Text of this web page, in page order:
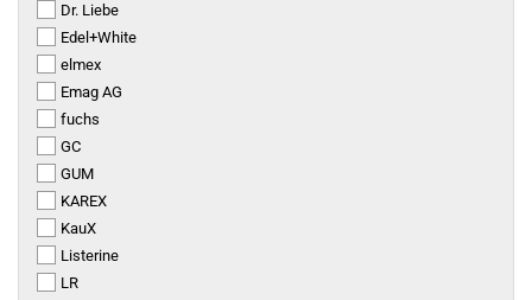
Dr. Liebe
Edel+White
elmex
Emag AG
fuchs
GC
GUM
KAREX
KauX
Listerine
LR